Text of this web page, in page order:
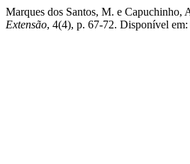
Marques dos Santos, M. e
Extensão, 4(4), p. 67-72. Disponível